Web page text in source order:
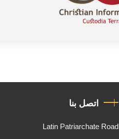
اتصل بنا
Latin Patriarchate Road